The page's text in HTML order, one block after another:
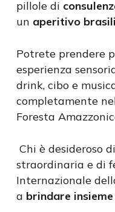
pillole di
un aperitivo
Potrete prendere
esperienza
drink, cibo e
completamente
Foresta
Chi è desideroso
straordinaria e di
Internazionale
a brindare